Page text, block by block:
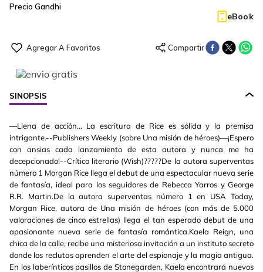
Precio Gandhi
eBook
SINOPSIS
—Llena de acción... La escritura de Rice es sólida y la premisa
intrigante.--Publishers Weekly (sobre Una misión de héroes)—¡Espero
con ansias cada lanzamiento de esta autora y nunca me ha
decepcionado!--Crítico literario (Wish)?????De la autora superventas
número 1 Morgan Rice llega el debut de una espectacular nueva serie
de fantasía, ideal para los seguidores de Rebecca Yarros y George
R.R. Martin.De la autora superventas número 1 en USA Today,
Morgan Rice, autora de Una misión de héroes (con más de 5.000
valoraciones de cinco estrellas) llega el tan esperado debut de una
apasionante nueva serie de fantasía romántica.Kaela Reign, una
chica de la calle, recibe una misteriosa invitación a un instituto secreto
donde los reclutas aprenden el arte del espionaje y la magia antigua.
En los laberínticos pasillos de Stonegarden, Kaela encontrará nuevos